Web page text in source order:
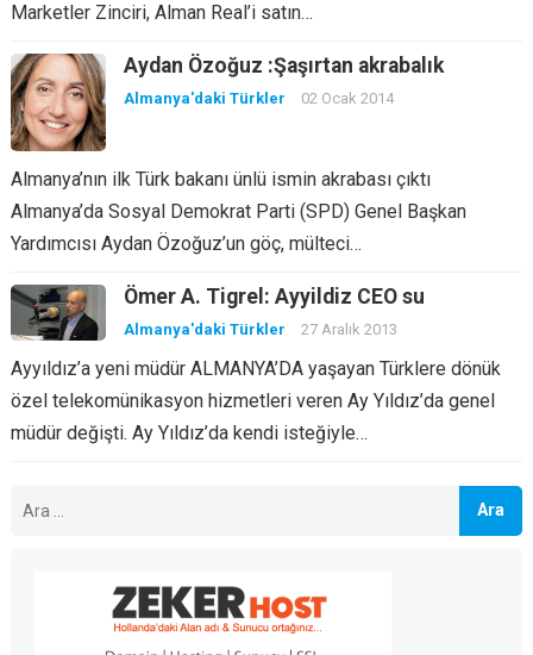
Marketler Zinciri, Alman Real’i satın…
Aydan Özoğuz :Şaşırtan akrabalık
Almanya'daki Türkler 02 Ocak 2014
Almanya’nın ilk Türk bakanı ünlü ismin akrabası çıktı
Almanya’da Sosyal Demokrat Parti (SPD) Genel Başkan
Yardımcısı Aydan Özoğuz’un göç, mülteci…
Ömer A. Tigrel: Ayyildiz CEO su
Almanya'daki Türkler 27 Aralık 2013
Ayyıldız’a yeni müdür ALMANYA’DA yaşayan Türklere dönük
özel telekomünikasyon hizmetleri veren Ay Yıldız’da genel
müdür değişti. Ay Yıldız’da kendi isteğiyle…